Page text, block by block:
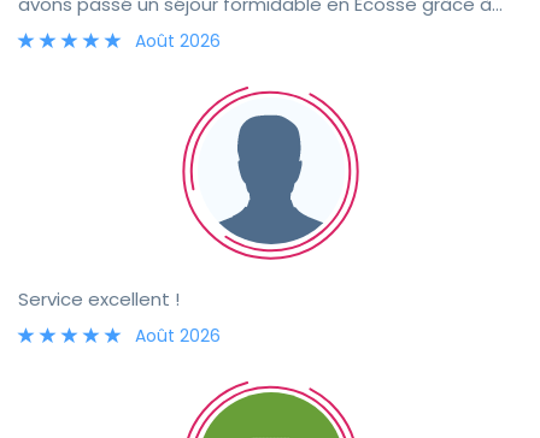
Iris, merci beaucoup.
Août 2026
Service excellent !
Août 2026